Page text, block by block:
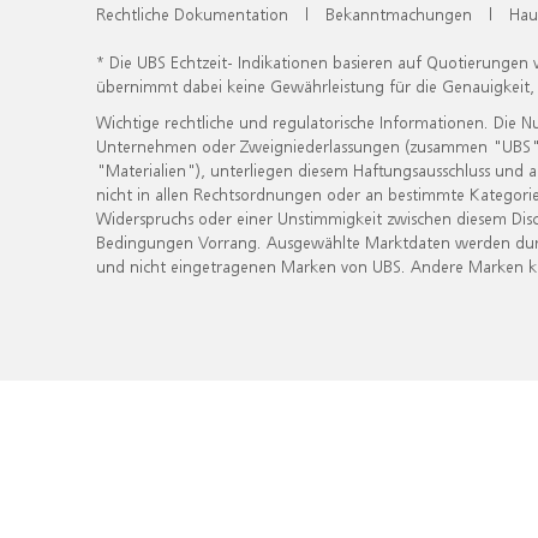
Rechtliche Dokumentation | Bekanntmachungen |
* Die UBS Echtzeit- Indikationen basieren auf
übernimmt dabei keine Gewährleistung für die
Wichtige rechtliche und regulatorische Informationen. Die
Unternehmen oder Zweigniederlassungen (zusammen
"Materialien"), unterliegen diesem Haftungsausschluss
nicht in allen Rechtsordnungen oder an bestimmte
Widerspruchs oder einer Unstimmigkeit zwischen diesem
Bedingungen Vorrang. Ausgewählte Marktdaten werden
und nicht eingetragenen Marken von UBS. Andere Marken